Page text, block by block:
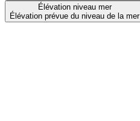
Élévation niveau mer
Élévation prévue du niveau de la mer